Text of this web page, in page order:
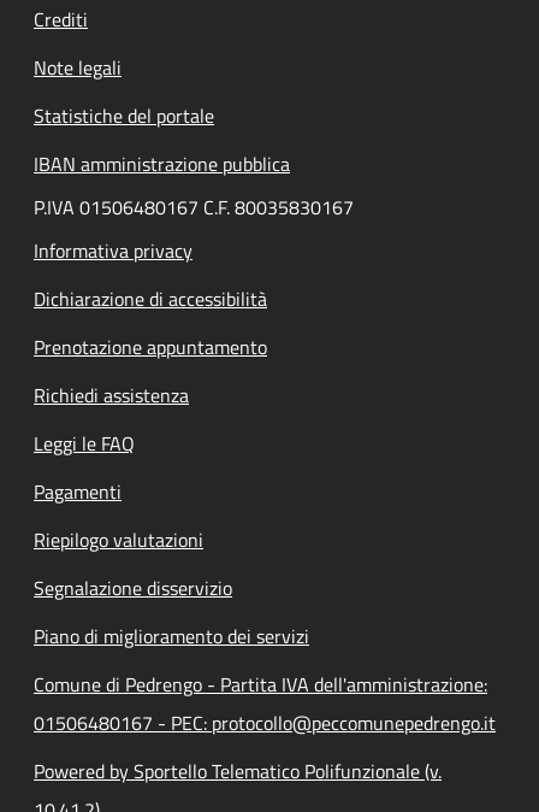
Crediti
Note legali
Statistiche del portale
IBAN amministrazione pubblica
P.IVA 01506480167 C.F. 80035830167
Informativa privacy
Dichiarazione di accessibilità
Prenotazione appuntamento
Richiedi assistenza
Leggi le FAQ
Pagamenti
Riepilogo valutazioni
Segnalazione disservizio
Piano di miglioramento dei servizi
Comune di Pedrengo - Partita IVA dell'amministrazione:
01506480167 - PEC: protocollo@peccomunepedrengo.it
Powered by Sportello Telematico Polifunzionale (v.